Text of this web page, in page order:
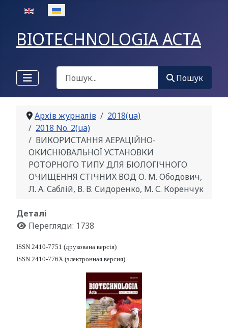
Оберіть свою мову
BIOTECHNOLOGIA ACTA
Пошук
Пошук
Архів журналів
2018(ua)
2018 No. 2(ua)
ВИКОРИСТАННЯ АЕРАЦІЙНО-
ОКИСНЮВАЛЬНОЇ УСТАНОВКИ
РОТОРНОГО ТИПУ ДЛЯ БІОЛОГІЧНОГО
ОЧИЩЕННЯ СТІЧНИХ ВОД О. М. Ободович,
Л. А. Саблій, В. В. Сидоренко, М. С. Коренчук
Деталі
Перегляди: 1738
ISSN 2410-7751 (друкована версія)
ISSN 2410-776X (электронная версия)